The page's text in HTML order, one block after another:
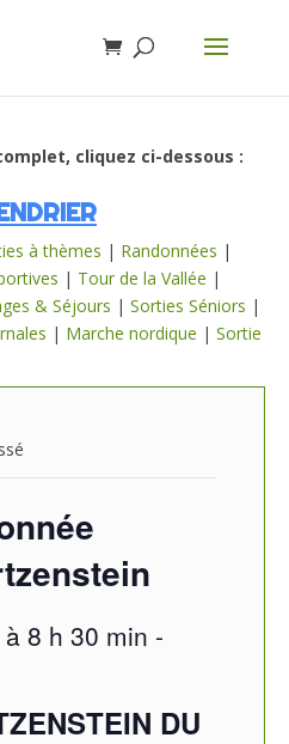
cliquez ci-dessous :
à thèmes | Randonnées |
| Tour de la Vallée |
& Séjours | Sorties Séniors |
| Marche nordique | Sortie
8 h 30 min -
DU